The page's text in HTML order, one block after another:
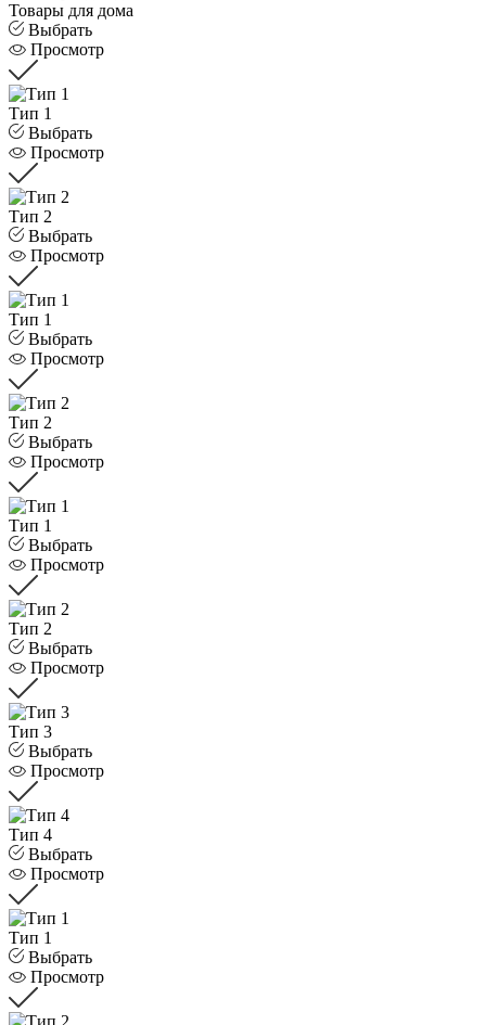
Товары для дома
Выбрать
Просмотр
Тип 1
Выбрать
Просмотр
Тип 2
Выбрать
Просмотр
Тип 1
Выбрать
Просмотр
Тип 2
Выбрать
Просмотр
Тип 1
Выбрать
Просмотр
Тип 2
Выбрать
Просмотр
Тип 3
Выбрать
Просмотр
Тип 4
Выбрать
Просмотр
Тип 1
Выбрать
Просмотр